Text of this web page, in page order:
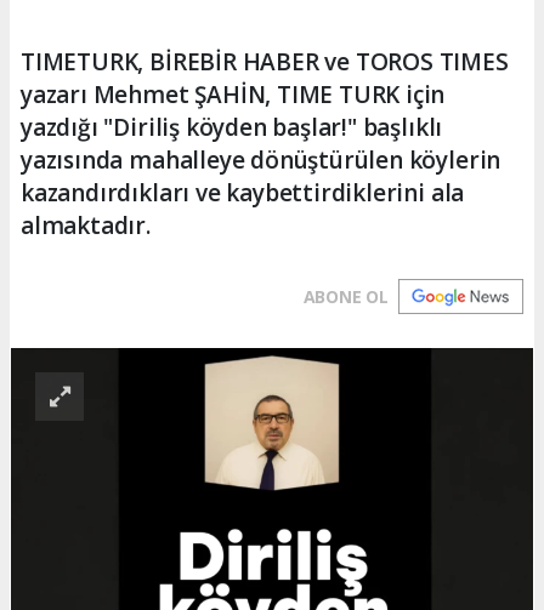
TIMETURK, BİREBİR HABER ve TOROS TIMES
yazarı Mehmet ŞAHİN, TIME TURK için
yazdığı "Diriliş köyden başlar!" başlıklı
yazısında mahalleye dönüştürülen köylerin
kazandırdıkları ve kaybettirdiklerini ala
almaktadır.
ABONE OL